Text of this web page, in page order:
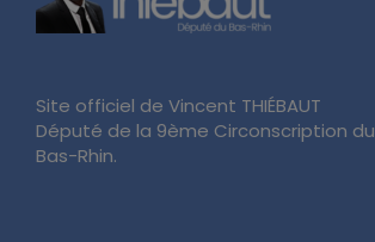
Site officiel de Vincent THIÉBAUT
Député de la 9ème Circonscription du
Bas-Rhin.